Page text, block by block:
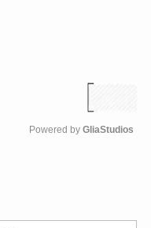
Powered by GliaStudios